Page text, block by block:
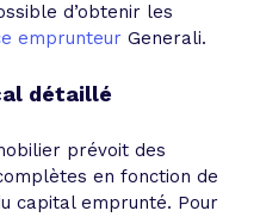
d’obtenir les
emprunteur Generali.
détaillé
prévoit des
en fonction de
capital emprunté. Pour